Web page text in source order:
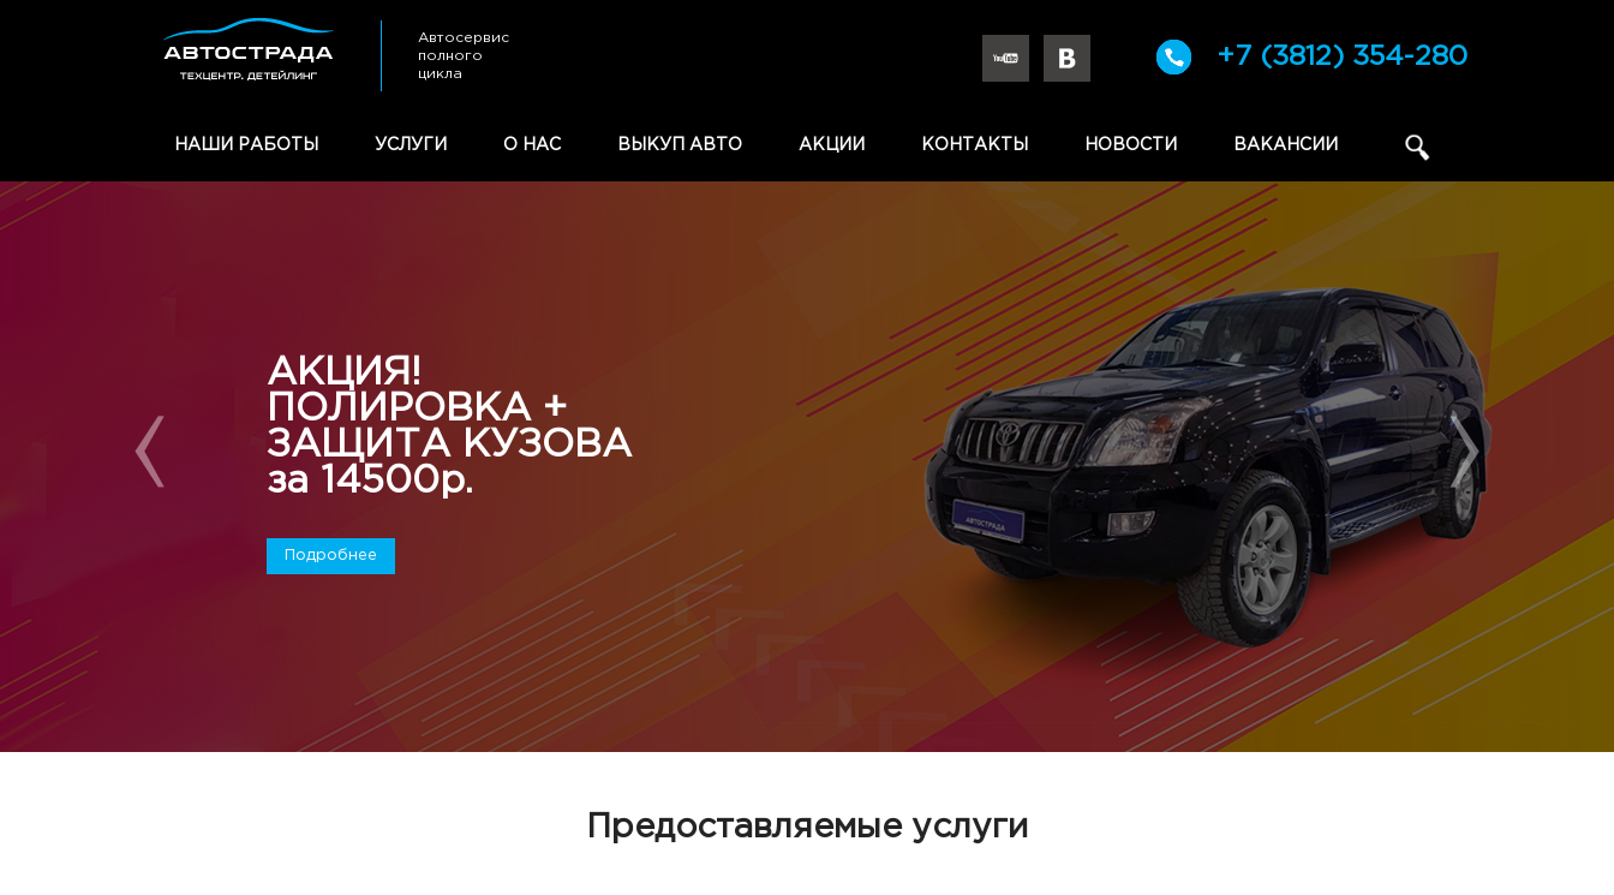
+7 (3812) 354-280
Автосервис
полного
цикла
НАШИ РАБОТЫ УСЛУГИ О НАС ВЫКУП АВТО АКЦИИ КОНТАКТЫ НОВОСТИ ВАКАНСИИ
АКЦИЯ!
ПОЛИРОВКА +
ЗАЩИТА КУЗОВА
за 14500р.
Подробнее
Предоставляемые услуги